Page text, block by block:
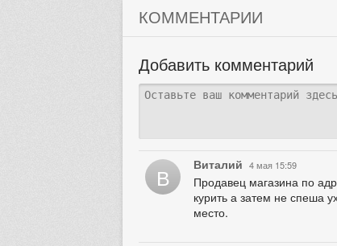
КОММЕНТАРИИ
Добавить комментарий
В Виталий 4 мая 15:59
Продавец магазина по
курить а затем не спеша
место.